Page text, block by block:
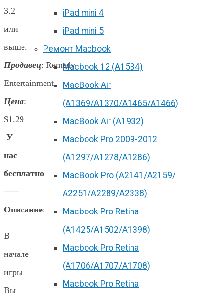
iPad mini 4
iPad mini 5
Ремонт Macbook
Macbook 12 (А1534)
MacBook Air
(A1369/A1370/A1465/A1466)
MacBook Air (A1932)
Macbook Pro 2009-2012
(A1297/A1278/A1286)
MacBook Pro (А2141/А2159/
А2251/A2289/A2338)
Macbook Pro Retina
(А1425/A1502/A1398)
Macbook Pro Retina
(А1706/A1707/A1708)
Macbook Pro Retina
3.2
или
выше.
Продавец: Remedy
Entertainment
Цена:
$1.29 –
У
нас
бесплатно
Описание:
В
начале
игры
Вы